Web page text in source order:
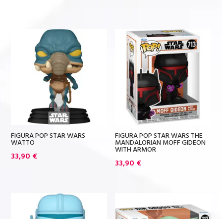
FIGURA POP STAR WARS
WATTO
33,90 €
FIGURA POP STAR WARS THE
MANDALORIAN MOFF GIDEON
WITH ARMOR
33,90 €